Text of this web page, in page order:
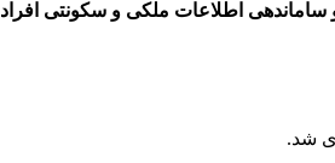
اطلاعات ملکی و سکونتی افراد
شد.